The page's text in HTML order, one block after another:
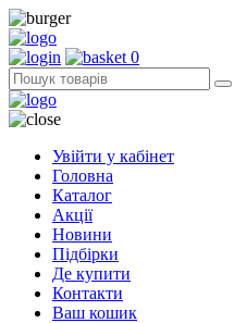
0
Увійти у кабінет
Головна
Каталог
Акції
Новини
Підбірки
Де купити
Контакти
Ваш кошик